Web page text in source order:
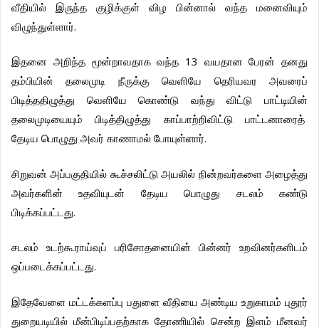
வீதியில்
இருந்த குழிக்குள் விழ பின்னால் வந்த
மனைவியும்
விழுந்துள்ளார்.
இதனை அறிந்த மூன்றாவதாக வந்த 13 வயதான பேரன்
தனது
தம்பியின்
தலைமுடி நீருக்கு வெளியே தெரியவர
அவரைப்
பிடித்ததிழுத்து
வெளியே கொண்டு வந்து விட்டு
பாட்டியின்
தலைமுடியையும்
பிடித்திழுத்து காப்பாற்றிவிட்டு
பாட்டனாரைத்
தேடிய பொழுது அவர் காணாமல் போயுள்ளார்.
சிறுவன் அப்பகுதியில் கூச்சலிட்டு அயலில் நின்றவர்களை அழைத்து
அவர்களின்
உதவியுடன் தேடிய பொழுது சடலம்
கண்டு
பிடிக்கப்பட்டது.
சடலம் உடற்கூராய்வுப் பரிசோதனையின் பின்னர்
உறவினர்களிடம்
ஒப்படைக்கப்பட்டது.
இதேவேளை மட்டக்களப்பு பதுளை வீதியை அண்டிய உறுகாமம் புதூர்
துறையடியில் மீன்பிடிப்பதற்காக தோணியில் சென்ற இளம் மீனவர்